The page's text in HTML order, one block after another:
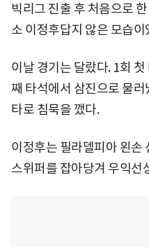
빅리그 진출 후 처음으로
소 이정후답지 않은 모습이
이날 경기는 달랐다. 1회
째 타석에서 삼진으로 물
타로 침묵을 깼다.
이정후는 필라델피아 왼손
스위퍼를 잡아당겨 우익선